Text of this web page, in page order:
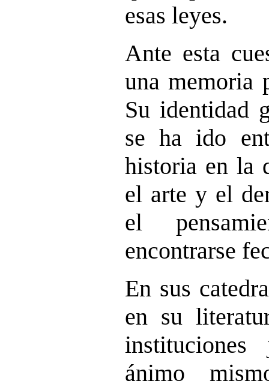
esas leyes.
Ante esta
una memoria
Su identidad
se ha ido
historia en la
el arte y el
el
encontrarse
En sus
en su
ánimo